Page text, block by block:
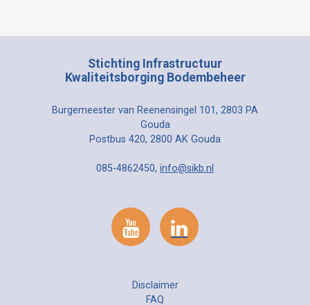
Stichting Infrastructuur
Kwaliteitsborging Bodembeheer
Burgemeester van Reenensingel 101, 2803 PA
Gouda
Postbus 420, 2800 AK Gouda
085-4862450, info@sikb.nl
Disclaimer
FAQ